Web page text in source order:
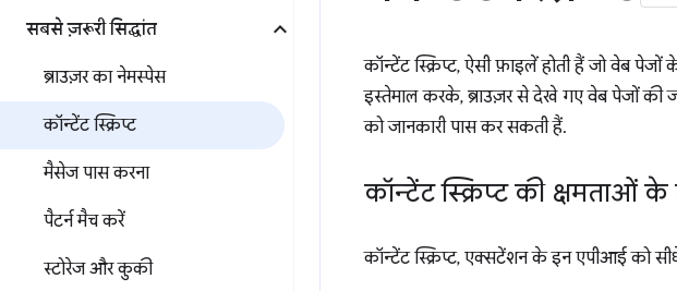
सबसे ज़रूरी सिद्धांत
ब्राउज़र का नेमस्पेस
कॉन्टेंट स्क्रिप्ट
मैसेज पास करना
पैटर्न मैच करें
स्टोरेज और कुकी
कॉन्टेंट स्क्रिप्ट, ऐसी फ़ाइलें होती हैं जो वेब पेजों
इस्तेमाल करके, ब्राउज़र से देखे गए वेब पेजों की
को जानकारी पास कर सकती हैं.
कॉन्टेंट स्क्रिप्ट की क्षमताओं के
कॉन्टेंट स्क्रिप्ट, एक्सटेंशन के इन एपीआई को